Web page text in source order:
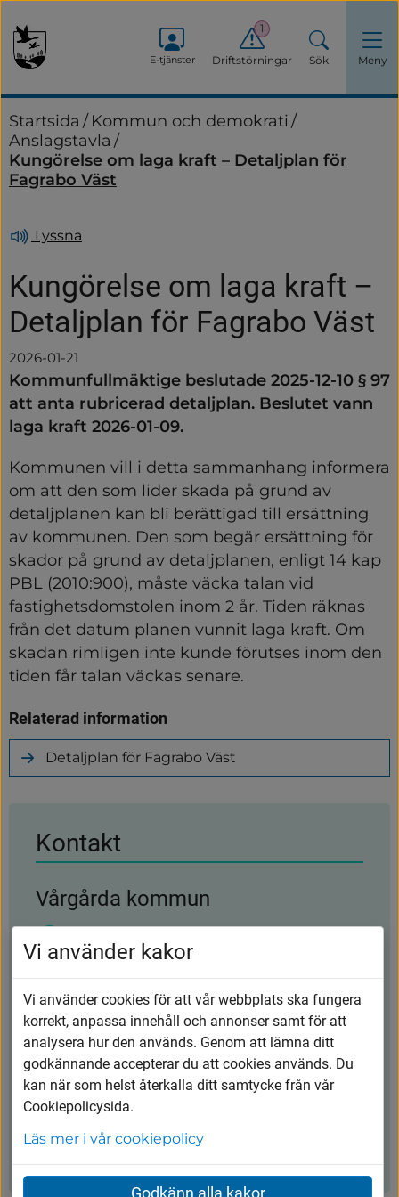
E-tjänster Driftstörningar
1
Sök Meny
Startsida / Kommun och demokrati/
Anslagstavla /
Kungörelse om laga kraft – Detaljplan för
Fagrabo Väst
Lyssna
Kungörelse om laga kraft –
Detaljplan för Fagrabo Väst
2026-01-21
Kommunfullmäktige beslutade 2025-12-10 § 97
att anta rubricerad detaljplan. Beslutet vann
laga kraft 2026-01-09.
Kommunen vill i detta sammanhang informera
om att den som lider skada på grund av
detaljplanen kan bli berättigad till ersättning
av kommunen. Den som begär ersättning för
skador på grund av detaljplanen, enligt 14 kap
PBL (2010:900), måste väcka talan vid
fastighetsdomstolen inom 2 år. Tiden räknas
från det datum planen vunnit laga kraft. Om
skadan rimligen inte kunde förutses inom den
tiden får talan väckas senare.
Relaterad information
Detaljplan för Fagrabo Väst
Kontakt
Vårgårda kommun
kommunen@vargarda.se
Kungsgatan 45, 447 80 Vårgårda
Öppettider
Dag före helgdag stänger växel 12.00
Vi använder kakor
Vi använder cookies för att vår webbplats ska fungera
korrekt, anpassa innehåll och annonser samt för att
analysera hur den används. Genom att lämna ditt
godkännande accepterar du att cookies används. Du
kan när som helst återkalla ditt samtycke från vår
Cookiepolicysida.
Läs mer i vår cookiepolicy
Godkänn alla kakor